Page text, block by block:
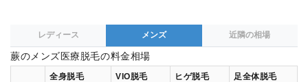
レディース メンズ 近隣の相場
蕨のメンズ医療脱毛の料金相場
全身脱毛 VIO脱毛 ヒゲ脱毛 足全体脱毛